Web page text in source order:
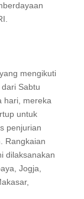
mengikuti
Sabtu
hari, mereka
untuk
penjurian
Rangkaian
dilaksanakan
Jogja,